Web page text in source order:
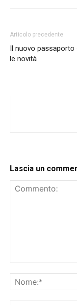
Articolo precedente
Il nuovo passaporto
le novità
Lascia un